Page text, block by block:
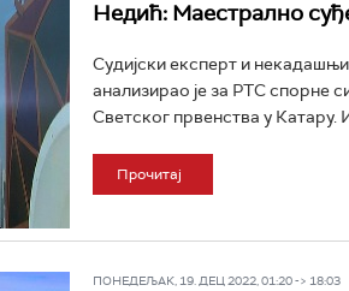
Недић: Маестрално
Судијски експерт и
анализирао је за РТС спорне
Светског првенства у Катару.
Прочитај
ПОНЕДЕЉАК, 19. ДЕЦ 2022, 01:20 -> 18:03